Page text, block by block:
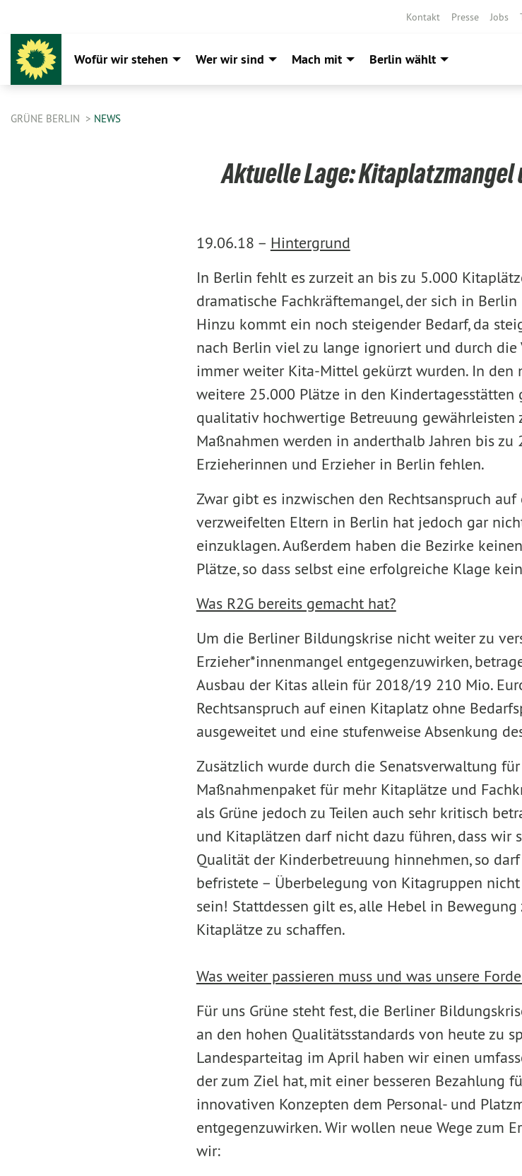
Kontakt Presse Jobs
Wofür wir stehen Wer wir sind Mach mit Berlin wählt
GRÜNE BERLIN NEWS
Aktuelle Lage:
19.06.18 – Hintergrund
In Berlin fehlt es zurzeit an bis zu 5.000
dramatische Fachkräftemangel, der sich in
Hinzu kommt ein noch steigender Bedarf, da
nach Berlin viel zu lange ignoriert und durch die
immer weiter Kita-Mittel gekürzt wurden. In den
weitere 25.000 Plätze in den Kindertagesstätten
qualitativ hochwertige Betreuung gewährleisten
Maßnahmen werden in anderthalb Jahren bis
Erzieherinnen und Erzieher in Berlin fehlen.
Zwar gibt es inzwischen den Rechtsanspruch
verzweifelten Eltern in Berlin hat jedoch gar
einzuklagen. Außerdem haben die Bezirke
Plätze, so dass selbst eine erfolgreiche Klage
Was R2G bereits gemacht hat?
Um die Berliner Bildungskrise nicht weiter zu
Erzieher*innenmangel entgegenzuwirken,
Ausbau der Kitas allein für 2018/19 210 Mio.
Rechtsanspruch auf einen Kitaplatz ohne
ausgeweitet und eine stufenweise Absenkung
Zusätzlich wurde durch die Senatsverwaltung
Maßnahmenpaket für mehr Kitaplätze und
als Grüne jedoch zu Teilen auch sehr kritisch
und Kitaplätzen darf nicht dazu führen, dass wir
Qualität der Kinderbetreuung hinnehmen, so
befristete – Überbelegung von Kitagruppen
sein! Stattdessen gilt es, alle Hebel in Bewegung
Kitaplätze zu schaffen.
Was weiter passieren muss und was unsere
Für uns Grüne steht fest, die Berliner
an den hohen Qualitätsstandards von heute zu
Landesparteitag im April haben wir einen
der zum Ziel hat, mit einer besseren Bezahlung
innovativen Konzepten dem Personal- und
entgegenzuwirken. Wir wollen neue Wege zum
wir: